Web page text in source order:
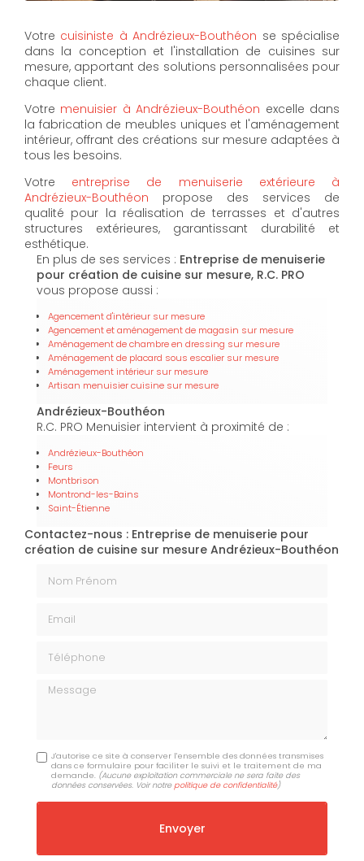
Votre cuisiniste à Andrézieux-Bouthéon se spécialise
dans la conception et l'installation de cuisines sur
mesure, apportant des solutions personnalisées pour
chaque client.
Votre menuisier à Andrézieux-Bouthéon excelle dans
la fabrication de meubles uniques et l'aménagement
intérieur, offrant des créations sur mesure adaptées à
tous les besoins.
Votre entreprise de menuiserie extérieure à
Andrézieux-Bouthéon propose des services de
qualité pour la réalisation de terrasses et d'autres
structures extérieures, garantissant durabilité et
esthétique.
En plus de ses services : Entreprise de menuiserie
pour création de cuisine sur mesure, R.C. PRO
vous propose aussi :
Agencement d'intérieur sur mesure
Agencement et aménagement de magasin sur mesure
Aménagement de chambre en dressing sur mesure
Aménagement de placard sous escalier sur mesure
Aménagement intérieur sur mesure
Artisan menuisier cuisine sur mesure
Andrézieux-Bouthéon
R.C. PRO Menuisier intervient à proximité de :
Andrézieux-Bouthéon
Feurs
Montbrison
Montrond-les-Bains
Saint-Étienne
Contactez-nous : Entreprise de menuiserie pour
création de cuisine sur mesure Andrézieux-Bouthéon
Message
J'autorise ce site à conserver l'ensemble des données transmises
dans ce formulaire pour faciliter le suivi et le traitement de ma
demande. (Aucune exploitation commerciale ne sera faite des
données conservées. Voir notre politique de confidentialité)